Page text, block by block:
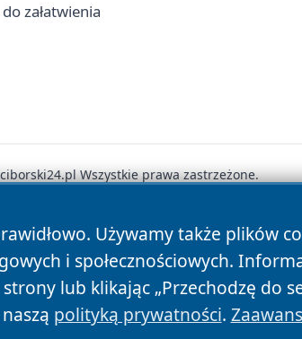
załatwienia
Używamy także plików
i społecznościowych.
lub klikając „Przechodzę do
polityką prywatności.
Wszystkie prawa zastrzeżone.
Prywatności Polityka Cookies